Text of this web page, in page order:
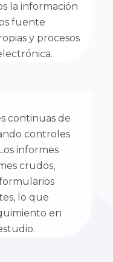
la información
fuente
y procesos
continuas de
controles
informes
crudos,
lo que
en